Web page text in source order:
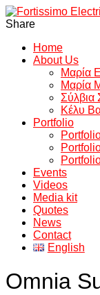
Share
Home
About Us
Μαρία
Μαρία
Σύλβια
Κέλυ
Portfolio
Events
Videos
Media kit
Quotes
News
Contact
English
Omnia